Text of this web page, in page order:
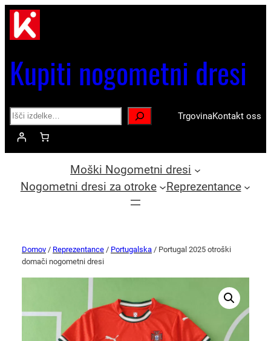
Kupiti nogometni dresi
Search TrgovinaKontakt oss
Moški Nogometni dresi
Nogometni dresi za otroke
Reprezentance
Domov / Reprezentance / Portugalska / Portugal 2025 otroški
domači nogometni dresi